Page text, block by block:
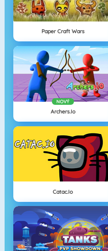
Paper Craft Wars
NOVÝ
Archers.io
Catac.io